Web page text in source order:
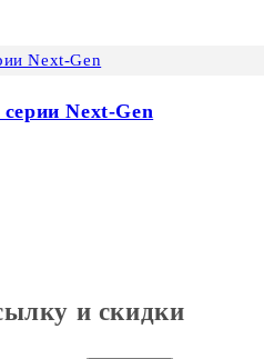
Next-Gen
и скидки